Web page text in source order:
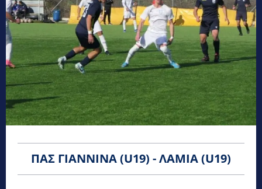
ΠΑΣ ΓΙΆΝΝΙΝΑ (U19) - ΛΑΜΊΑ (U19)